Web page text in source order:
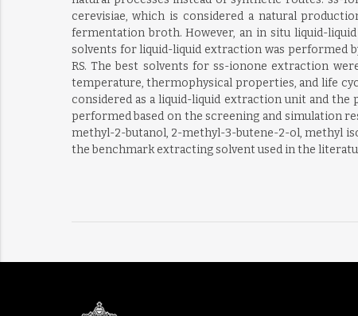
cerevisiae, which is considered a natural
fermentation broth. However, an in situ liquid-
solvents for liquid-liquid extraction was performed
RS. The best solvents for ss-ionone extraction
temperature, thermophysical properties, and life
considered as a liquid-liquid extraction unit and
performed based on the screening and simulation
methyl-2-butanol, 2-methyl-3-butene-2-ol, methyl
the benchmark extracting solvent used in the